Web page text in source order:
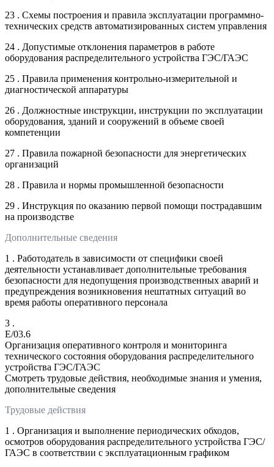
23 . Схемы построения и правила эксплуатации программно-
технических средств автоматизированных систем управления
24 . Допустимые отклонения параметров в работе
оборудования распределительного устройства ГЭС/ГАЭС
25 . Правила применения контрольно-измерительной и
диагностической аппаратуры
26 . Должностные инструкции, инструкции по эксплуатации
оборудования, зданий и сооружений в объеме своей
компетенции
27 . Правила пожарной безопасности для энергетических
организаций
28 . Правила и нормы промышленной безопасности
29 . Инструкция по оказанию первой помощи пострадавшим
на производстве
Дополнительные сведения
1 . Работодатель в зависимости от специфики своей
деятельности устанавливает дополнительные требования
безопасности для недопущения производственных аварий и
предупреждения возникновения нештатных ситуаций во
время работы оперативного персонала
3 .
E/03.6
Организация оперативного контроля и мониторинга
технического состояния оборудования распределительного
устройства ГЭС/ГАЭС
Смотреть трудовые действия, необходимые знания и умения,
дополнительные сведения
Трудовые действия
1 . Организация и выполнение периодических обходов,
осмотров оборудования распределительного устройства ГЭС/
ГАЭС в соответствии с эксплуатационным графиком